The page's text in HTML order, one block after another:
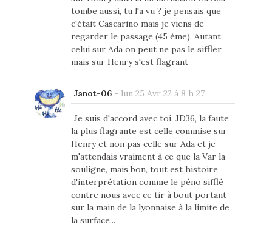
tombe aussi, tu l'a vu ? je pensais que
c'était Cascarino mais je viens de
regarder le passage (45 ème). Autant
celui sur Ada on peut ne pas le siffler
mais sur Henry s'est flagrant
Janot-06- lun 25 Avr 22 à 8 h 27
Je suis d'accord avec toi, JD36, la faute
la plus flagrante est celle commise sur
Henry et non pas celle sur Ada et je
m'attendais vraiment à ce que la Var la
souligne, mais bon, tout est histoire
d'interprétation comme le péno sifflé
contre nous avec ce tir à bout portant
sur la main de la lyonnaise à la limite de
la surface...